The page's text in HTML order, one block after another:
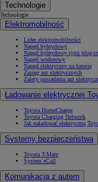
Technologie
Technologie
Elektromobilność
Lider elektromobilności
Napęd hybrydowy
Napęd hybrydowy typu plug-in
Napęd wodorowy
Napęd elektryczny na baterię
Zasięg aut elektrycznych
Zalety posiadania aut
Ładowanie elektrycznej
Toyota HomeCharge
Toyota Charging Network
Jak naładować elektryczną
Systemy bezpieczeństwa
Toyota T-Mate
System eCall
Komunikacja z autem